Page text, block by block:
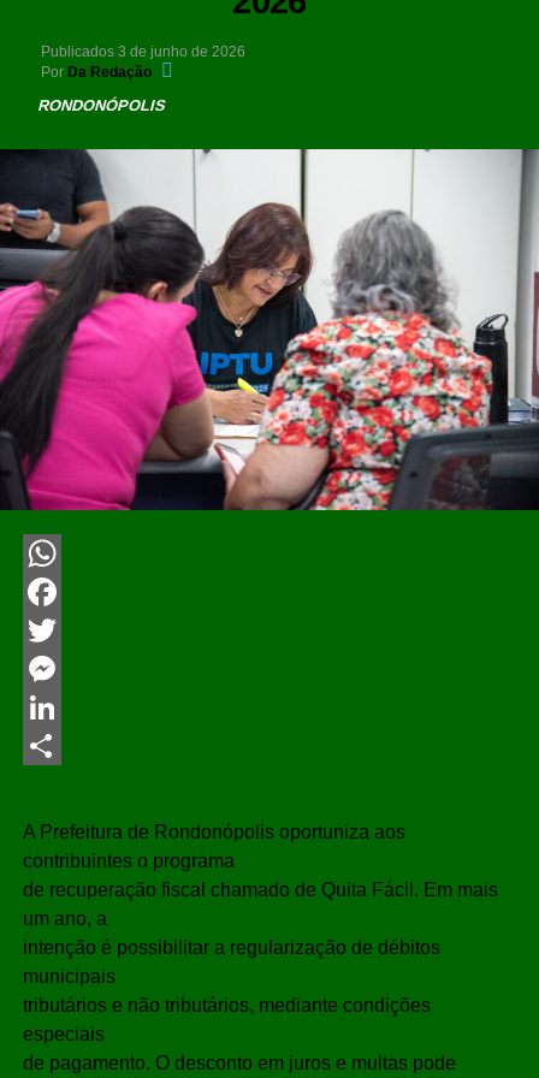
Publicados 3 de junho de 2026
Por Da Redação
RONDONÓPOLIS
WhatsApp
Facebook
Twitter
Messenger
LinkedIn
A Prefeitura de Rondonópolis oportuniza aos
contribuintes o programa
de recuperação fiscal chamado de Quita Fácil. Em mais
um ano, a
intenção é possibilitar a regularização de débitos
municipais
tributários e não tributários, mediante condições
especiais
de pagamento. O desconto em juros e multas pode